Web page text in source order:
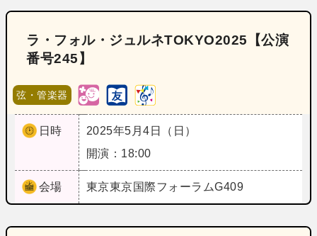
ラ・フォル・ジュルネTOKYO2025【公演
番号245】
弦・管楽器
日時
2025年5月4日（日）
開演：18:00
会場 東京東京国際フォーラムG409